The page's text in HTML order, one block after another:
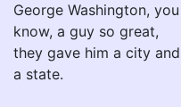
George Washington, you
know, a guy so great,
they gave him a city and
a state.